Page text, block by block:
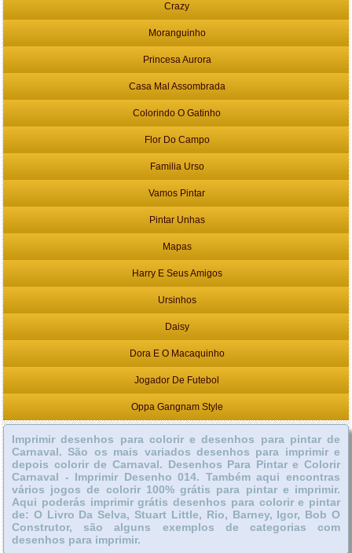
Crazy
Moranguinho
Princesa Aurora
Casa Mal Assombrada
Colorindo O Gatinho
Flor Do Campo
Familia Urso
Vamos Pintar
Pintar Unhas
Mapas
Harry E Seus Amigos
Ursinhos
Daisy
Dora E O Macaquinho
Jogador De Futebol
Oppa Gangnam Style
Imprimir desenhos para colorir e desenhos para pintar de
Carnaval. São os mais variados desenhos para imprimir e
depois colorir de Carnaval. Desenhos Para Pintar e Colorir
Carnaval - Imprimir Desenho 014. Também aqui encontras
vários jogos de colorir 100% grátis para pintar e imprimir.
Aqui poderás imprimir grátis desenhos para colorir e pintar
de: O Livro Da Selva, Stuart Little, Rio, Barney, Igor, Bob O
Construtor, são alguns exemplos de categorias com
desenhos para imprimir.